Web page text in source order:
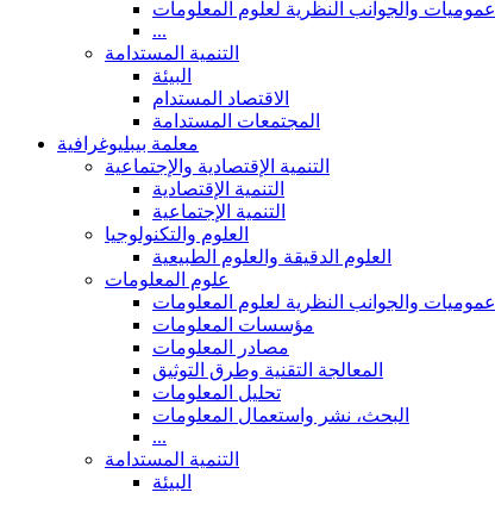
عموميات والجوانب النظرية لعلوم المعلومات
...
التنمية المستدامة
البيئة
الاقتصاد المستدام
المجتمعات المستدامة
معلمة بيبليوغرافية
التنمية الإقتصادية والإجتماعية
التنمية الإقتصادية
التنمية الإجتماعية
العلوم والتكنولوجيا
العلوم الدقيقة والعلوم الطبيعية
علوم المعلومات
عموميات والجوانب النظرية لعلوم المعلومات
مؤسسات المعلومات
مصادر المعلومات
المعالجة التقنية وطرق التوثيق
تحليل المعلومات
البحث، نشر واستعمال المعلومات
...
التنمية المستدامة
البيئة